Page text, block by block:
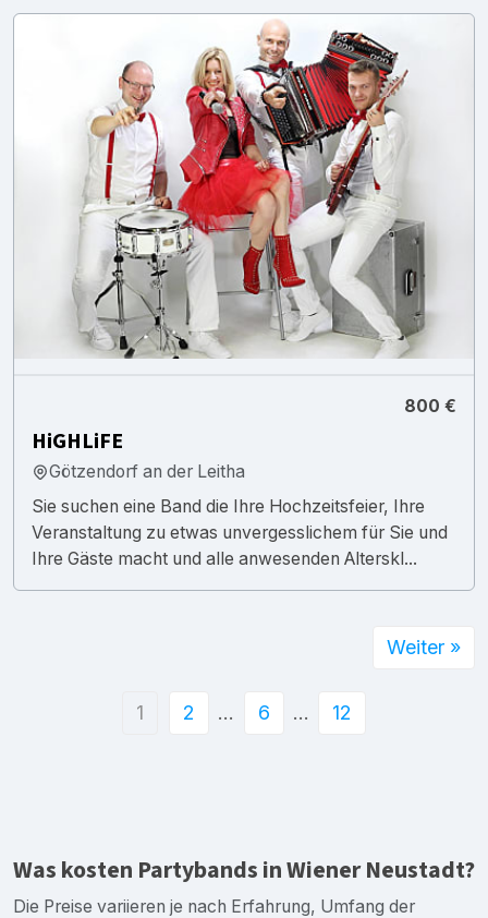
800 €
HiGHLiFE
Götzendorf an der Leitha
Sie suchen eine Band die Ihre Hochzeitsfeier, Ihre
Veranstaltung zu etwas unvergesslichem für Sie und
Ihre Gäste macht und alle anwesenden Alterskl...
1 2 … 6 … 12
Weiter »
Was kosten Partybands in Wiener Neustadt?
Die Preise variieren je nach Erfahrung, Umfang der